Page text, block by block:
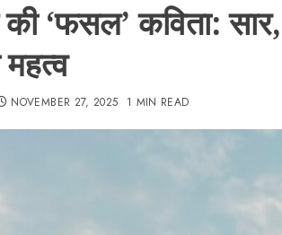
की ‘फसल’ कविता:
NOVEMBER 27, 2025 1 MIN READ